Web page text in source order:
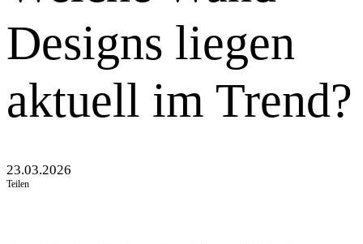
Designs liegen
aktuell im Trend?
23.03.2026
Teilen